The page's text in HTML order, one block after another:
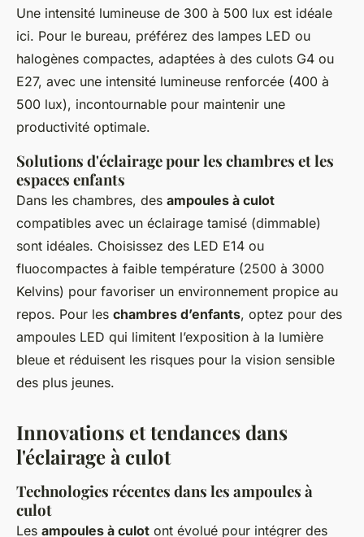
Une intensité lumineuse de 300 à 500 lux est idéale
ici. Pour le bureau, préférez des lampes LED ou
halogènes compactes, adaptées à des culots G4 ou
E27, avec une intensité lumineuse renforcée (400 à
500 lux), incontournable pour maintenir une
productivité optimale.
Solutions d'éclairage pour les chambres et les
espaces enfants
Dans les chambres, des ampoules à culot
compatibles avec un éclairage tamisé (dimmable)
sont idéales. Choisissez des LED E14 ou
fluocompactes à faible température (2500 à 3000
Kelvins) pour favoriser un environnement propice au
repos. Pour les chambres d’enfants, optez pour des
ampoules LED qui limitent l’exposition à la lumière
bleue et réduisent les risques pour la vision sensible
des plus jeunes.
Innovations et tendances dans
l'éclairage à culot
Technologies récentes dans les ampoules à
culot
Les ampoules à culot ont évolué pour intégrer des